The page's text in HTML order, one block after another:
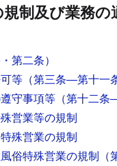
制及び業務
第二条）
等 （第三条―第十一
守事項等 （第十二条
営業等の規制
殊営業の規制
俗特殊営業の規制